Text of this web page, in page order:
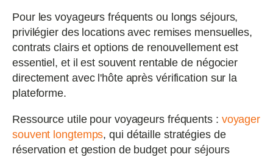
Pour les voyageurs fréquents ou longs séjours,
privilégier des locations avec remises mensuelles,
contrats clairs et options de renouvellement est
essentiel, et il est souvent rentable de négocier
directement avec l'hôte après vérification sur la
plateforme.
Ressource utile pour voyageurs fréquents : voyager
souvent longtemps, qui détaille stratégies de
réservation et gestion de budget pour séjours